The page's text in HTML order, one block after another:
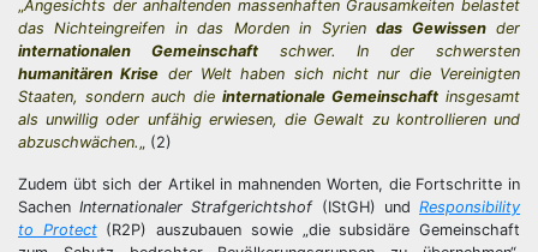
„Angesichts der anhaltenden massenhaften Grausamkeiten belastet
das Nichteingreifen in das Morden in Syriendas Gewissender
internationalen Gemeinschaftschwer. In der schwersten
humanitären Krise der Welt haben sich nicht nur die Vereinigten
Staaten, sondern auch die internationale Gemeinschaft insgesamt
als unwillig oder unfähig erwiesen, die Gewalt zu kontrollieren und
abzuschwächen. „ (2)
Zudem übt sich der Artikel in mahnenden Worten, die Fortschritte in
SachenInternationaler Strafgerichtshof(IStGH) undResponsibility
to Protect(R2P) auszubauen sowie „die subsidäre Gemeinschaft